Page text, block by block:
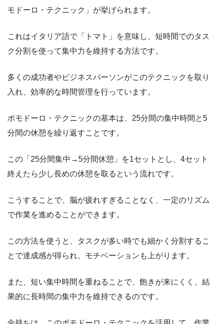
モドーロ・テクニック」が挙げられます。
これはイタリア語で「トマト」を意味し、短時間でのタス
ク分割を使って集中力を維持する方法です。
多くの成功者やビジネスパーソンがこのテクニックを取り
入れ、効率的な時間管理を行っています。
ポモドーロ・テクニックの基本は、25分間の集中時間と5
分間の休憩を繰り返すことです。
この「25分間集中→5分間休憩」を1セットとし、4セット
終えたら少し長めの休憩を取るという流れです。
こうすることで、脳が疲れすぎることなく、一定のリズム
で作業を進めることができます。
この方法を使うと、タスクが多い時でも細かく分割するこ
とで達成感が得られ、モチベーションも上がります。
また、短い集中時間を重ねることで、飽きが来にくく、結
果的に長時間の集中力を維持できるのです。